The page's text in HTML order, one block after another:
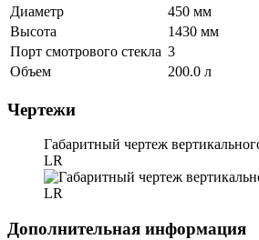
Диаметр
450 мм
Высота
1430 мм
Порт смотрового стекла 3
Объем
200.0 л
Чертежи
Габаритный чертеж
LR
Дополнительная информация